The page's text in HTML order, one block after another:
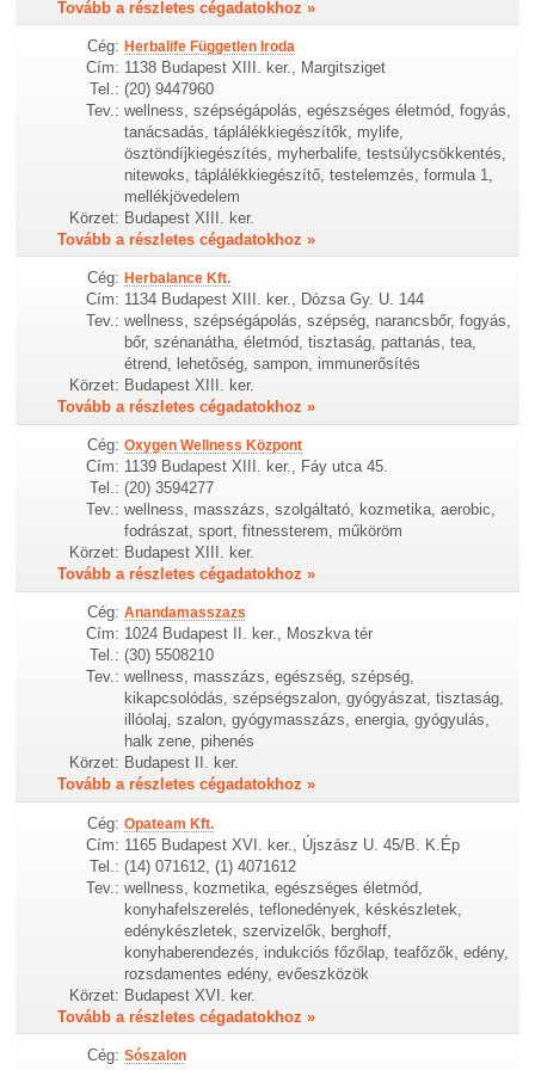
Tovább a részletes cégadatokhoz »
Cég: Herbalife Független Iroda
Cím: 1138 Budapest XIII. ker., Margitsziget
Tel.: (20) 9447960
Tev.: wellness, szépségápolás, egészséges életmód, fogyás,
tanácsadás, táplálékkiegészítők, mylife,
ösztöndíjkiegészítés, myherbalife, testsúlycsökkentés,
nitewoks, táplálékkiegészítő, testelemzés, formula 1,
mellékjövedelem
Körzet: Budapest XIII. ker.
Tovább a részletes cégadatokhoz »
Cég: Herbalance Kft.
Cím: 1134 Budapest XIII. ker., Dózsa Gy. U. 144
Tev.: wellness, szépségápolás, szépség, narancsbőr, fogyás,
bőr, szénanátha, életmód, tisztaság, pattanás, tea,
étrend, lehetőség, sampon, immunerősítés
Körzet: Budapest XIII. ker.
Tovább a részletes cégadatokhoz »
Cég: Oxygen Wellness Központ
Cím: 1139 Budapest XIII. ker., Fáy utca 45.
Tel.: (20) 3594277
Tev.: wellness, masszázs, szolgáltató, kozmetika, aerobic,
fodrászat, sport, fitnessterem, műköröm
Körzet: Budapest XIII. ker.
Tovább a részletes cégadatokhoz »
Cég: Anandamasszazs
Cím: 1024 Budapest II. ker., Moszkva tér
Tel.: (30) 5508210
Tev.: wellness, masszázs, egészség, szépség,
kikapcsolódás, szépségszalon, gyógyászat, tisztaság,
illóolaj, szalon, gyógymasszázs, energia, gyógyulás,
halk zene, pihenés
Körzet: Budapest II. ker.
Tovább a részletes cégadatokhoz »
Cég: Opateam Kft.
Cím: 1165 Budapest XVI. ker., Újszász U. 45/B. K.Ép
Tel.: (14) 071612, (1) 4071612
Tev.: wellness, kozmetika, egészséges életmód,
konyhafelszerelés, teflonedények, késkészletek,
edénykészletek, szervizelők, berghoff,
konyhaberendezés, indukciós főzőlap, teafőzők, edény,
rozsdamentes edény, evőeszközök
Körzet: Budapest XVI. ker.
Tovább a részletes cégadatokhoz »
Cég: Sószalon